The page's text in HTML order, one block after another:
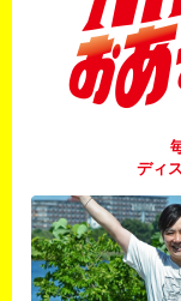
ディ